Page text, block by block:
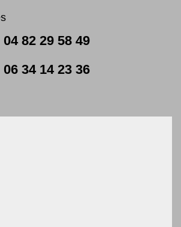
04 82 29 58 49
06 34 14 23 36